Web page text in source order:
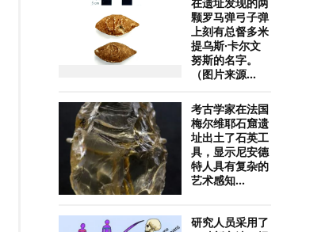
在遗址发现的两
颗罗马弹弓子弹
上刻有总督多米
提乌斯·卡尔文
努斯的名字。
（图片来源...
考古学家在法国
梅尔维耶石窟遗
址出土了石英工
具，显示尼安德
特人具有复杂的
艺术感知...
研究人员采用了